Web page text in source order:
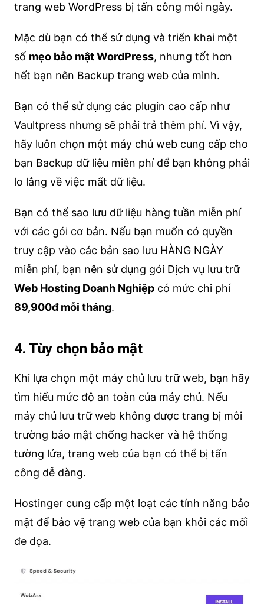
trang web WordPress bị tấn công mỗi ngày.
Mặc dù bạn có thể sử dụng và triển khai một
số mẹo bảo mật WordPress, nhưng tốt hơn
hết bạn nên Backup trang web của mình.
Bạn có thể sử dụng các plugin cao cấp như
Vaultpress nhưng sẽ phải trả thêm phí. Vì vậy,
hãy luôn chọn một máy chủ web cung cấp cho
bạn Backup dữ liệu miễn phí để bạn không phải
lo lắng về việc mất dữ liệu.
Bạn có thể sao lưu dữ liệu hàng tuần miễn phí
với các gói cơ bản. Nếu bạn muốn có quyền
truy cập vào các bản sao lưu HÀNG NGÀY
miễn phí, bạn nên sử dụng gói Dịch vụ lưu trữ
Web Hosting Doanh Nghiệpcó mức chi phí
89,900đ mỗi tháng.
4. Tùy chọn bảo mật
Khi lựa chọn một máy chủ lưu trữ web, bạn hãy
tìm hiểu mức độ an toàn của máy chủ. Nếu
máy chủ lưu trữ web không được trang bị môi
trường bảo mật chống hacker và hệ thống
tường lửa, trang web của bạn có thể bị tấn
công dễ dàng.
Hostinger cung cấp một loạt các tính năng bảo
mật để bảo vệ trang web của bạn khỏi các mối
đe dọa.